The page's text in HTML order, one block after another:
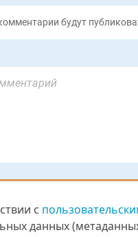
будут
с
данных
с
данных